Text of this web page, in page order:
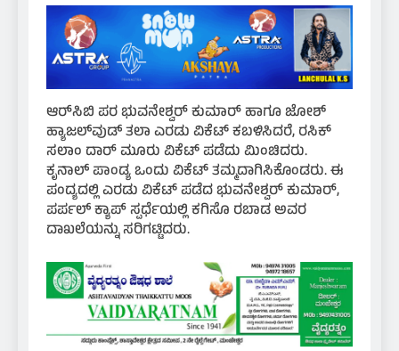
ಆರ್‌ಸಿಬಿ ಪರ ಭುವನೇಶ್ವರ್ ಕುಮಾರ್ ಹಾಗೂ ಜೋಶ್
ಹ್ಯಾಜಲ್‌ವುಡ್ ತಲಾ ಎರಡು ವಿಕೆಟ್ ಕಬಳಿಸಿದರೆ, ರಸಿಕ್
ಸಲಾಂ ದಾರ್ ಮೂರು ವಿಕೆಟ್ ಪಡೆದು ಮಿಂಚಿದರು.
ಕೃನಾಲ್ ಪಾಂಡ್ಯ ಒಂದು ವಿಕೆಟ್ ತಮ್ಮದಾಗಿಸಿಕೊಂಡರು. ಈ
ಪಂದ್ಯದಲ್ಲಿ ಎರಡು ವಿಕೆಟ್ ಪಡೆದ ಭುವನೇಶ್ವರ್ ಕುಮಾರ್,
ಪರ್ಪಲ್ ಕ್ಯಾಪ್ ಸ್ಪರ್ಧೆಯಲ್ಲಿ ಕಗಿಸೊ ರಬಾಡ ಅವರ
ದಾಖಲೆಯನ್ನು ಸರಿಗಟ್ಟಿದರು.